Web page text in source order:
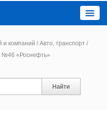
и компаний / Авто, транспорт /
«Роснефть»
Найти